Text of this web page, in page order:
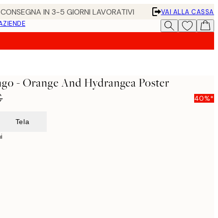
IN 3-5 GIORNI LAVORATIVI
VAI ALLA CASSA
- Orange And Hydrangea Poster
40%*
Tela